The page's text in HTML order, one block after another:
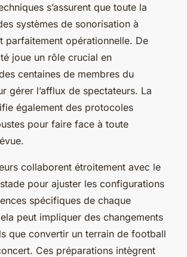
s’assurent que toute la
systèmes de sonorisation à
parfaitement opérationnelle. De
joue un rôle crucial en
centaines de membres du
gérer l’afflux de spectateurs. La
également des protocoles
pour faire face à toute
collaborent étroitement avec le
pour ajuster les configurations
spécifiques de chaque
peut impliquer des changements
que convertir un terrain de football
Ces préparations intègrent